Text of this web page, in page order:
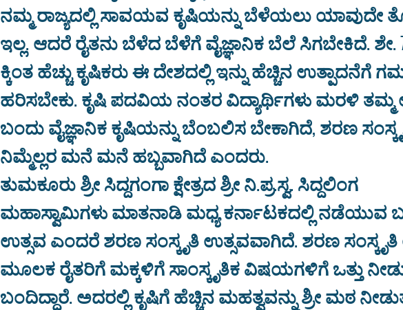
ನಮ್ಮ ರಾಜ್ಯದಲ್ಲಿ ಸಾವಯವ ಕೃಷಿಯನ್ನು ಬೆಳೆಯಲು ಯಾವುದೇ
ಇಲ್ಲ. ಆದರೆ ರೈತನು ಬೆಳೆದ ಬೆಳೆಗೆ ವೈಜ್ಞಾನಿಕ ಬೆಲೆ ಸಿಗಬೇಕಿದೆ. ಶೇ.
ಕ್ಕಿಂತ ಹೆಚ್ಚು ಕೃಷಿಕರು ಈ ದೇಶದಲ್ಲಿ ಇನ್ನು ಹೆಚ್ಚಿನ ಉತ್ಪಾದನೆಗೆ
ಹರಿಸಬೇಕು. ಕೃಷಿ ಪದವಿಯ ನಂತರ ವಿದ್ಯಾರ್ಥಿಗಳು ಮರಳಿ
ಬಂದು ವೈಜ್ಞಾನಿಕ ಕೃಷಿಯನ್ನು ಬೆಂಬಲಿಸ ಬೇಕಾಗಿದೆ, ಶರಣ
ನಿಮ್ಮೆಲ್ಲರ ಮನೆ ಮನೆ ಹಬ್ಬವಾಗಿದೆ ಎಂದರು.
ತುಮಕೂರು ಶ್ರೀ ಸಿದ್ದಗಂಗಾ ಕ್ಷೇತ್ರದ ಶ್ರೀ ನಿ.ಪ್ರ.ಸ್ವ. ಸಿದ್ದಲಿಂಗ
ಮಹಾಸ್ವಾಮಿಗಳು ಮಾತನಾಡಿ ಮಧ್ಯ ಕರ್ನಾಟಕದಲ್ಲಿ ನಡೆಯುವ
ಉತ್ಸವ ಎಂದರೆ ಶರಣ ಸಂಸ್ಕೃತಿ ಉತ್ಸವವಾಗಿದೆ. ಶರಣ
ಮೂಲಕ ರೈತರಿಗೆ ಮಕ್ಕಳಿಗೆ ಸಾಂಸ್ಕೃತಿಕ ವಿಷಯಗಳಿಗೆ ಒತ್ತು
ಬಂದಿದ್ದಾರೆ. ಅದರಲ್ಲಿ ಕೃಷಿಗೆ ಹೆಚ್ಚಿನ ಮಹತ್ವವನ್ನು ಶ್ರೀ ಮಠ